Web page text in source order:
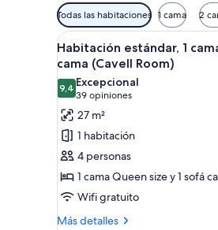
Filtros
disponibles
para
las
habitaciones
Todas las habitaciones 1 cama 2
Ver
todas
las
fotos
de
Habitación
estándar,
1
cama
Queen
size
4
Habitación estándar, 1
cama (Cavell Room)
9,49,4 de 10
Excepcional
39 opiniones
(39
opiniones)
27 m²
1 habitación
4 personas
1 cama Queen size y 1 sofá
Wifi gratuito
Más detalles
Más